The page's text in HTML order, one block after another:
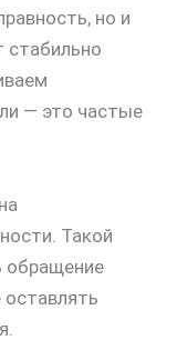
но и
стабильно
— это частые
Такой
обращение